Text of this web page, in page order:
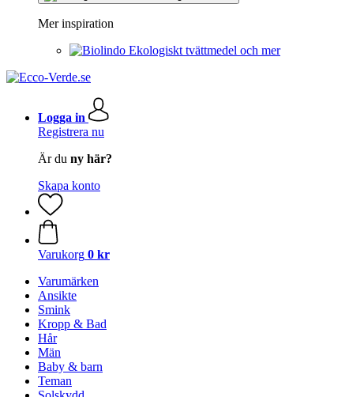
Mer inspiration
Ekologiskt tvättmedel och mer
Logga in
Registrera nu
Är du ny här?
Skapa konto
Varukorg 0 kr
Varumärken
Ansikte
Smink
Kropp & Bad
Hår
Män
Baby & barn
Teman